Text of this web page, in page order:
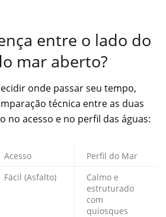
entre o lado do
mar aberto?
onde passar seu tempo,
técnica entre as duas
no acesso e no perfil das águas:
Acesso
Perfil do Mar
Fácil (Asfalto)
Calmo e
estruturado
com
quiosques